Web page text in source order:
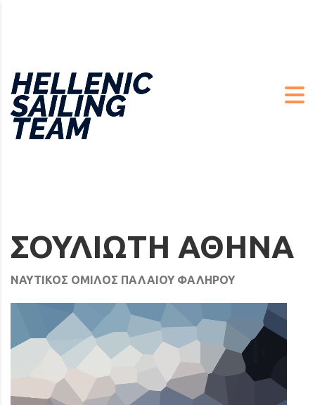
ΣΟΥΛΙΩΤΗ ΑΘΗΝΑ
ΝΑΥΤΙΚΟΣ ΟΜΙΛΟΣ ΠΑΛΑΙΟΥ ΦΑΛΗΡΟΥ